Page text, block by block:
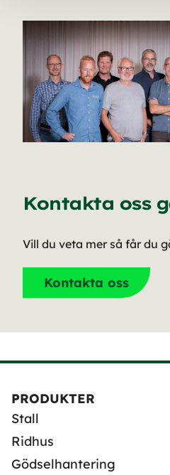
Kontakta oss
Vill du veta mer så får du
Kontakta oss
PRODUKTER
Stall
Ridhus
Gödselhantering